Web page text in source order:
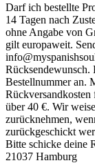
Darf ich bestellte
14 Tagen nach
ohne Angabe von
gilt europaweit.
Rücksendewunsch.
Bestellnummer an.
über 40 €. Wir
zurücknehmen,
zurückgeschickt
Bitte schicke deine
21037 Hamburg